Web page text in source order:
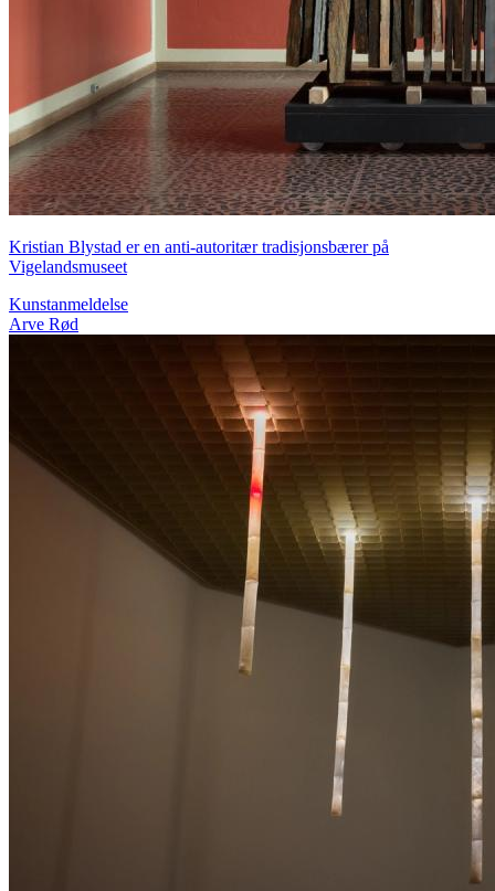
Kristian Blystad er en anti-autoritær tradisjonsbærer på
Vigelandsmuseet
Kunstanmeldelse
Arve Rød